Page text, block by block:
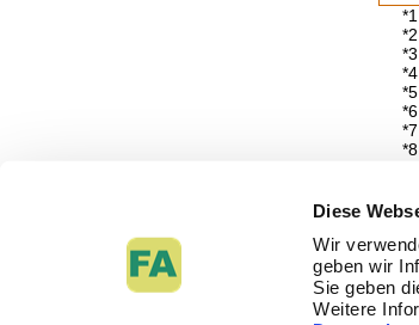
Diese
Wir
geben wir
Sie geben
Weitere